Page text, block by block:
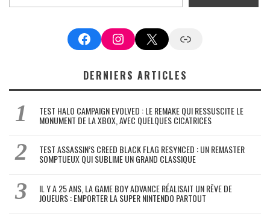
FacebookInstagram
X Google News
DERNIERS ARTICLES
TEST HALO CAMPAIGN EVOLVED : LE REMAKE QUI RESSUSCITE LE
MONUMENT DE LA XBOX, AVEC QUELQUES CICATRICES
TEST ASSASSIN’S CREED BLACK FLAG RESYNCED : UN REMASTER
SOMPTUEUX QUI SUBLIME UN GRAND CLASSIQUE
IL Y A 25 ANS, LA GAME BOY ADVANCE RÉALISAIT UN RÊVE DE
JOUEURS : EMPORTER LA SUPER NINTENDO PARTOUT